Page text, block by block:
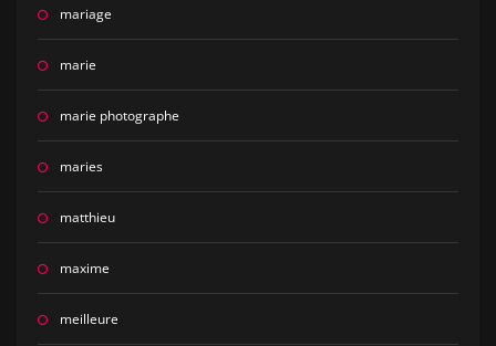
mariage
marie
marie photographe
maries
matthieu
maxime
meilleure